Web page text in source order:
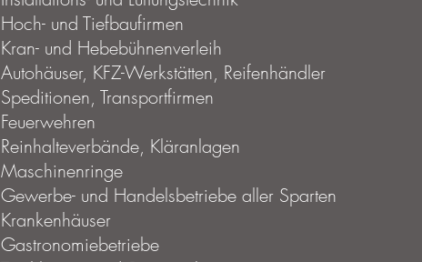
Hoch- und Tiefbaufirmen
Kran- und Hebebühnenverleih
Autohäuser, KFZ-Werkstätten, Reifenhändler
Speditionen, Transportfirmen
Feuerwehren
Reinhalteverbände, Kläranlagen
Maschinenringe
Gewerbe- und Handelsbetriebe aller Sparten
Krankenhäuser
Gastronomiebetriebe